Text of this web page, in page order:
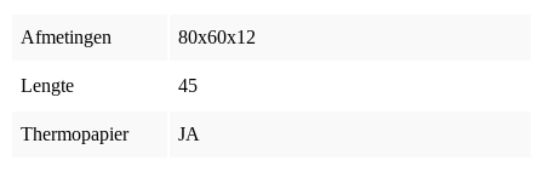
Afmetingen 80x60x12
Lengte 45
Thermopapier JA